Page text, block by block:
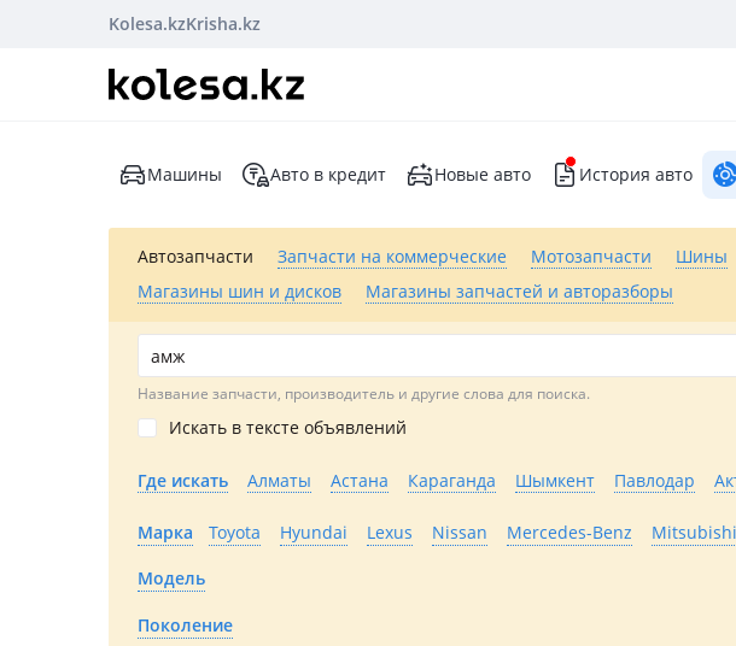
Kolesa.kzKrisha.kz
Машины Авто в кредит Новые авто История авто
Автозапчасти Запчасти на коммерческие Мотозапчасти Шины
Магазины шин и дисков
Магазины запчастей и авторазборы
Название запчасти, производитель и другие слова для поиска.
Искать в тексте объявлений
Где искать Алматы Астана Караганда Шымкент Павлодар
Марка Toyota Hyundai Lexus Nissan Mercedes-Benz Mitsubishi
Модель
Поколение